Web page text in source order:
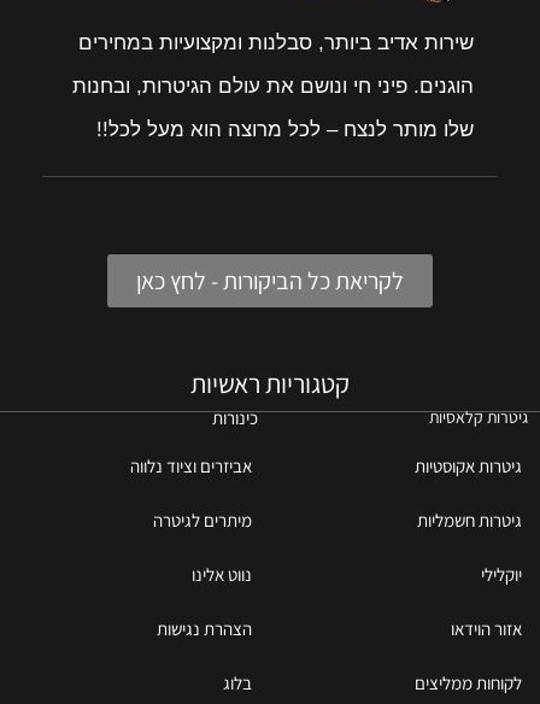
שירות אדיב ביותר, סבלנות ומקצועיות במחירים
הוגנים. פיני חי ונושם את עולם הגיטרות, ובחנות
שלו מותר לנצח – לכל מרוצה הוא מעל לכל!!
לקריאת כל הביקורות - לחץ כאן
קטגוריות ראשיות
גיטרות קלאסיות כינורות
גיטרות אקוסטיות אביזרים וציוד נלווה
גיטרות חשמליות מיתרים לגיטרה
יוקלילי נווט אלינו
אזור הוידאו הצהרת נגישות
לקוחות ממליצים בלוג